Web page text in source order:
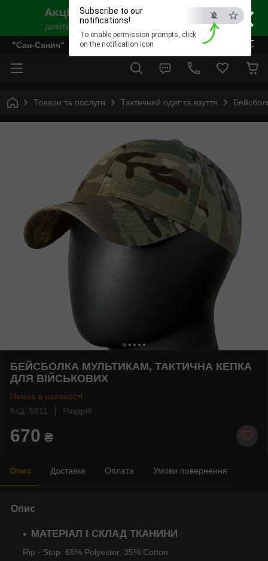
×
ESC
Subscribe to our
notifications!
To enable permission prompts, click
on the notification icon
"Сан-Санич"
Товари та послуги Тактичний одяг та взуття
БЕЙСБОЛКА МУЛЬТИКАМ, ТАКТИЧНА КЕПКА
ДЛЯ ВІЙСЬКОВИХ
Немає в наявності
Код: 5811
Роздріб
670 ₴
Опис Доставка Оплата Умови повернення
Опис
МАТЕРІАЛ І СКЛАД ТКАНИНИ
Rip - Stop: 65% Polyester, 35% Cotton